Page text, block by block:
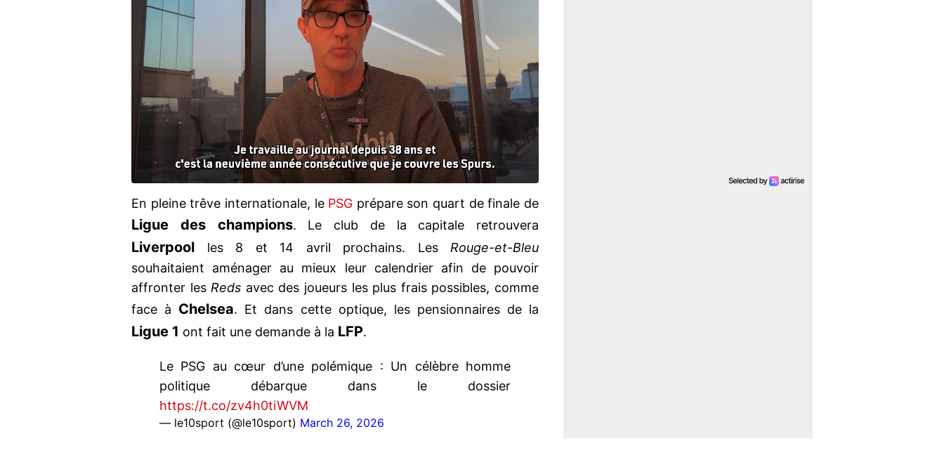
En pleine trêve internationale, le PSG prépare son quart de finale de
Ligue des champions. Le club de la capitale retrouvera
Liverpool les 8 et 14 avril prochains. Les Rouge-et-Bleu
souhaitaient aménager au mieux leur calendrier afin de pouvoir
affronter lesReds avec des joueurs les plus frais possibles, comme
face à Chelsea. Et dans cette optique, les pensionnaires de la
Ligue 1 ont fait une demande à la LFP.
Le PSG au cœur d’une polémique : Un célèbre homme
politique débarque dans le dossier
https://t.co/zv4h0tiWVM
— le10sport (@le10sport) March 26, 2026